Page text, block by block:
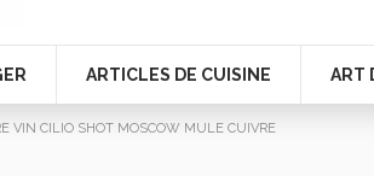
ARTICLES DE CUISINE ART
VIN CILIO SHOT MOSCOW MULE CUIVRE